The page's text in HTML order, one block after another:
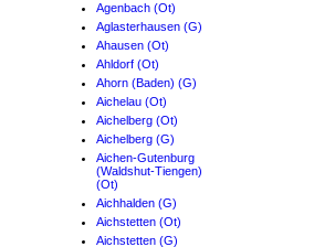
Agenbach (Ot)
Aglasterhausen (G)
Ahausen (Ot)
Ahldorf (Ot)
Ahorn (Baden) (G)
Aichelau (Ot)
Aichelberg (Ot)
Aichelberg (G)
Aichen-Gutenburg
(Waldshut-Tiengen)
(Ot)
Aichhalden (G)
Aichstetten (Ot)
Aichstetten (G)